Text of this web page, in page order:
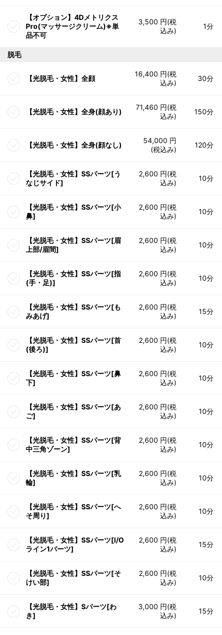
【オプション】4Dメトリクス
Pro(マッサージクリーム)※単
品不可
3,500 円(税
込み)
1分
脱毛
【光脱毛・女性】全顔
16,400 円(税
込み)
30分
【光脱毛・女性】全身(顔あり)
71,460 円(税
込み)
150分
【光脱毛・女性】全身(顔なし)
54,000 円
(税込み)
120分
【光脱毛・女性】SSパーツ[う
なじサイド]
2,600 円(税
込み)
10分
【光脱毛・女性】SSパーツ[小
鼻]
2,600 円(税
込み)
10分
【光脱毛・女性】SSパーツ[眉
上部/眉間]
2,600 円(税
込み)
10分
【光脱毛・女性】SSパーツ[指
(手・足)]
2,600 円(税
込み)
10分
【光脱毛・女性】SSパーツ[も
みあげ]
2,600 円(税
込み)
15分
【光脱毛・女性】SSパーツ[首
(後ろ)]
2,600 円(税
込み)
10分
【光脱毛・女性】SSパーツ[鼻
下]
2,600 円(税
込み)
10分
【光脱毛・女性】SSパーツ[あ
ご]
2,600 円(税
込み)
10分
【光脱毛・女性】SSパーツ[背
中三角ゾーン]
2,600 円(税
込み)
10分
【光脱毛・女性】SSパーツ[乳
輪]
2,600 円(税
込み)
10分
【光脱毛・女性】SSパーツ[へ
そ周り]
2,600 円(税
込み)
10分
【光脱毛・女性】SSパーツ[I/O
ライン1パーツ]
2,600 円(税
込み)
15分
【光脱毛・女性】SSパーツ[そ
けい部]
2,600 円(税
込み)
10分
【光脱毛・女性】Sパーツ[わ
き]
3,000 円(税
込み)
15分